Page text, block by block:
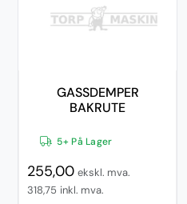
GASSDEMPER
BAKRUTE
5+ På Lager
255,00 ekskl. mva.
318,75 inkl. mva.